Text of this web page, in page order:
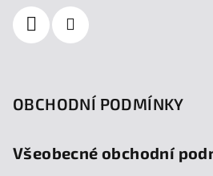
OBCHODNÍ PODMÍNKY
Všeobecné obchodní